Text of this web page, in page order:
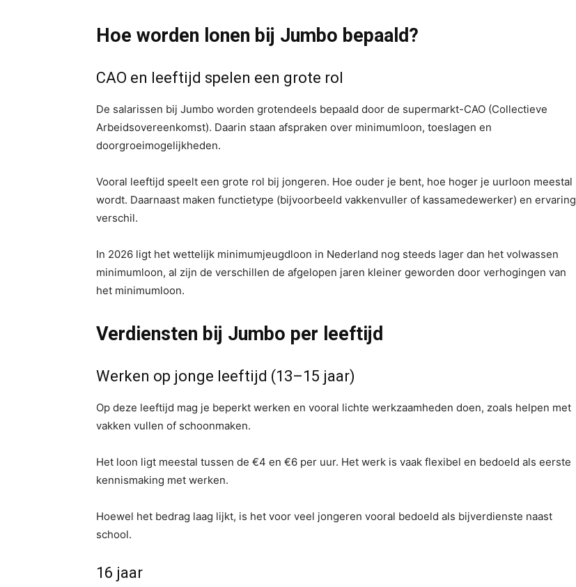
Hoe worden lonen bij Jumbo bepaald?
CAO en leeftijd spelen een grote rol
De salarissen bij Jumbo worden grotendeels bepaald door de supermarkt-CAO (Collectieve
Arbeidsovereenkomst). Daarin staan afspraken over minimumloon, toeslagen en
doorgroeimogelijkheden.
Vooral leeftijd speelt een grote rol bij jongeren. Hoe ouder je bent, hoe hoger je uurloon meestal
wordt. Daarnaast maken functietype (bijvoorbeeld vakkenvuller of kassamedewerker) en ervaring
verschil.
In 2026 ligt het wettelijk minimumjeugdloon in Nederland nog steeds lager dan het volwassen
minimumloon, al zijn de verschillen de afgelopen jaren kleiner geworden door verhogingen van
het minimumloon.
Verdiensten bij Jumbo per leeftijd
Werken op jonge leeftijd (13–15 jaar)
Op deze leeftijd mag je beperkt werken en vooral lichte werkzaamheden doen, zoals helpen met
vakken vullen of schoonmaken.
Het loon ligt meestal tussen de €4 en €6 per uur. Het werk is vaak flexibel en bedoeld als eerste
kennismaking met werken.
Hoewel het bedrag laag lijkt, is het voor veel jongeren vooral bedoeld als bijverdienste naast
school.
16 jaar